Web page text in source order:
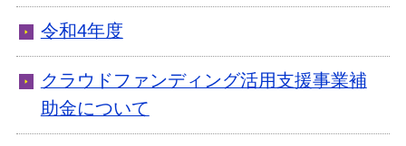
令和4年度
クラウドファンディング活用支援事業補
助金について